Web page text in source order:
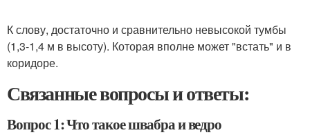
К слову, достаточно и сравнительно невысокой тумбы
(1,3-1,4 м в высоту). Которая вполне может "встать" и в
коридоре.
Связанные вопросы и ответы:
Вопрос 1: Что такое швабра и ведро